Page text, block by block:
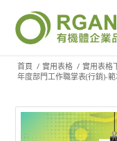
首頁 / 實用表格 / 實用表格
年度部門工作職掌表(行銷)-